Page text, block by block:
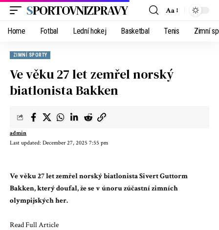
SPORTOVNIZPRAVY Aa
Home Fotbal Lední hokej Basketbal Tenis Zimní
ZIMNÍ SPORTY
Ve věku 27 let zemřel norský
biatlonista Bakken
Last updated: December 27, 2025 7:55 pm
admin
Ve věku 27 let zemřel norský biatlonista Sivert Guttorm
Bakken, který doufal, že se v únoru zúčastní zimních
olympijských her.
Read Full Article